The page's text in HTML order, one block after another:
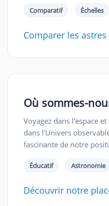
Comparatif Échelles
Comparer les
Où sommes-
Voyagez dans l'espace
dans l'Univers
fascinante de notre
Éducatif Astronomie
Découvrir notre